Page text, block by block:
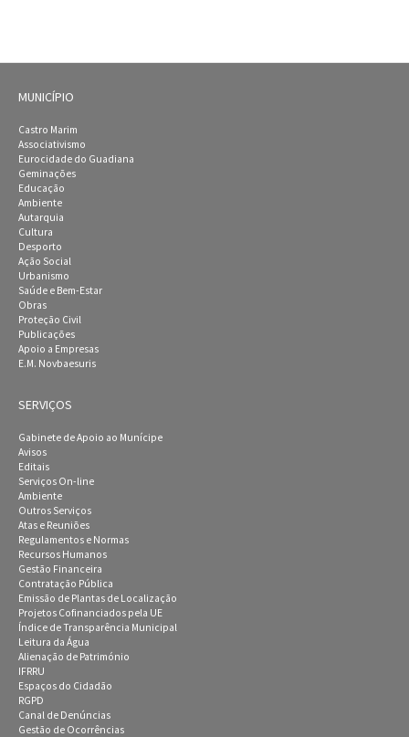
MUNICÍPIO
Castro Marim
Associativismo
Eurocidade do Guadiana
Geminações
Educação
Ambiente
Autarquia
Cultura
Desporto
Ação Social
Urbanismo
Saúde e Bem-Estar
Obras
Proteção Civil
Publicações
Apoio a Empresas
E.M. Novbaesuris
SERVIÇOS
Gabinete de Apoio ao Munícipe
Avisos
Editais
Serviços On-line
Ambiente
Outros Serviços
Atas e Reuniões
Regulamentos e Normas
Recursos Humanos
Gestão Financeira
Contratação Pública
Emissão de Plantas de Localização
Projetos Cofinanciados pela UE
Índice de Transparência Municipal
Leitura da Água
Alienação de Património
IFRRU
Espaços do Cidadão
RGPD
Canal de Denúncias
Gestão de Ocorrências